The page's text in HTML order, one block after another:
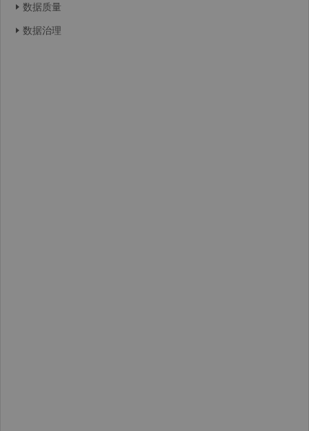
数据质量
数据治理